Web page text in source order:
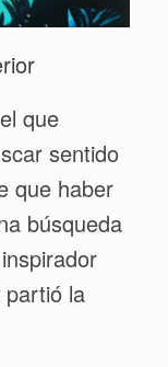
que
sentido
que haber
búsqueda
la